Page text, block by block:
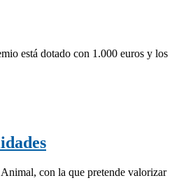
está dotado con 1.000 euros y los
con la que pretende valorizar